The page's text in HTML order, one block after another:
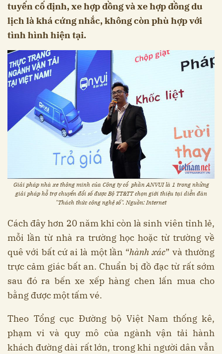
tuyến cố định, xe hợp đồng và xe hợp đồng du
lịch là khá cứng nhắc, không còn phù hợp với
tình hình hiện tại.
Giải pháp nhà xe thông minh của Công ty cổ phần ANVUI là 1 trong những
giải pháp hỗ trợ chuyển đổi số được Bộ TT&TT chọn giới thiệu tại diễn đàn
"Thách thức công nghệ số". Nguồn: Internet
Cách đây hơn 20 năm khi còn là sinh viên tỉnh lẻ,
mỗi lần từ nhà ra trường học hoặc từ trường về
quê với bất cứ ai là một lần “hành xác” và thường
trực cảm giác bất an. Chuẩn bị đồ đạc từ rất sớm
sau đó ra bến xe xếp hàng chen lấn mua cho
bằng được một tấm vé.
Theo Tổng cục Đường bộ Việt Nam thống kê,
phạm vi và quy mô của ngành vận tải hành
khách đường dài rất lớn, trong khi người dân vẫn